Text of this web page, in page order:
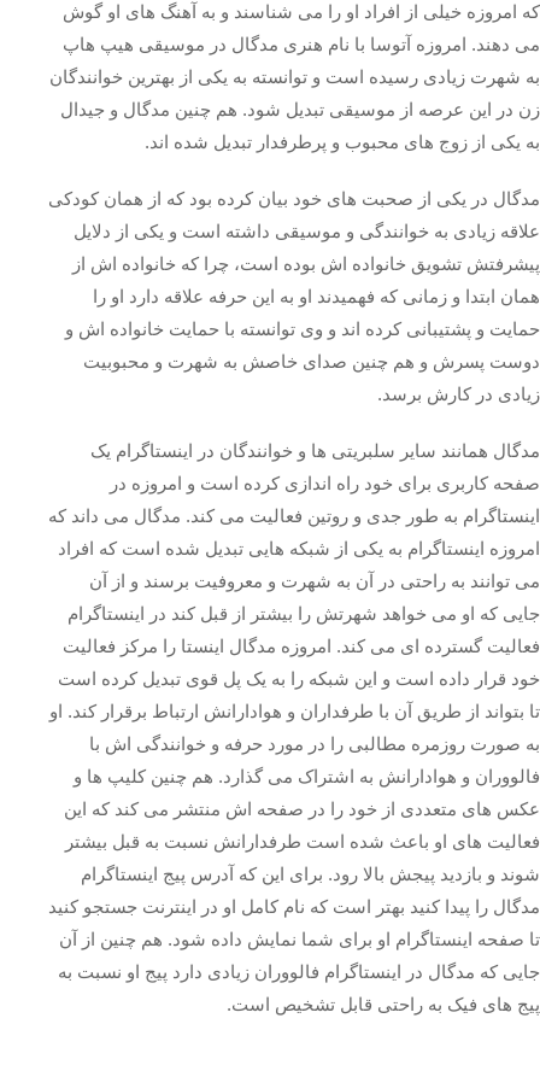
که امروزه خیلی از افراد او را می‌ شناسند و به آهنگ های او گوش
می دهند. امروزه آتوسا با نام هنری مدگال در موسیقی هیپ هاپ
به شهرت زیادی رسیده است و توانسته به یکی از بهترین خوانندگان
زن در این عرصه از موسیقی تبدیل شود. هم چنین مدگال و جیدال
به یکی از زوج های محبوب و پرطرفدار تبدیل شده اند.
مدگال در یکی از صحبت های خود بیان کرده بود که از همان کودکی
علاقه زیادی به خوانندگی و موسیقی داشته است و یکی از دلایل
پیشرفتش تشویق خانواده اش بوده است، چرا که خانواده‌ اش از
همان ابتدا و زمانی که فهمیدند او به این حرفه علاقه دارد او را
حمایت و پشتیبانی کرده‌ اند و وی توانسته با حمایت خانواده‌ اش و
دوست پسرش و هم چنین صدای خاصش به شهرت و محبوبیت
زیادی در کارش برسد.
مدگال همانند سایر سلبریتی ها و خوانندگان در اینستاگرام یک
صفحه کاربری برای خود راه‌ اندازی کرده است و امروزه در
اینستاگرام به طور جدی و روتین فعالیت می‌ کند. مدگال می‌ داند که
امروزه اینستاگرام به یکی از شبکه‌ هایی تبدیل شده است که افراد
می‌ توانند به راحتی در آن به شهرت و معروفیت برسند و از آن
جایی که او می‌ خواهد شهرتش را بیشتر از قبل کند در اینستاگرام
فعالیت گسترده ای می‌ کند. امروزه مدگال اینستا را مرکز فعالیت
خود قرار داده است و این شبکه را به یک پل قوی تبدیل کرده است
تا بتواند از طریق آن با طرفداران و هوادارانش ارتباط برقرار کند. او
به صورت روزمره مطالبی را در مورد حرفه و خوانندگی اش با
فالووران و هوادارانش به اشتراک می‌ گذارد. هم چنین کلیپ ها و
عکس های متعددی از خود را در صفحه اش منتشر می‌ کند که این
فعالیت های او باعث شده است طرفدارانش نسبت به قبل بیشتر
شوند و بازدید پیجش بالا رود. برای این که آدرس پیج اینستاگرام
مدگال را پیدا کنید بهتر است که نام کامل او در اینترنت جستجو کنید
تا صفحه اینستاگرام او برای شما نمایش داده شود. هم چنین از آن
جایی که مدگال در اینستاگرام فالووران زیادی دارد پیج او نسبت به
پیج های فیک به راحتی قابل تشخیص است.